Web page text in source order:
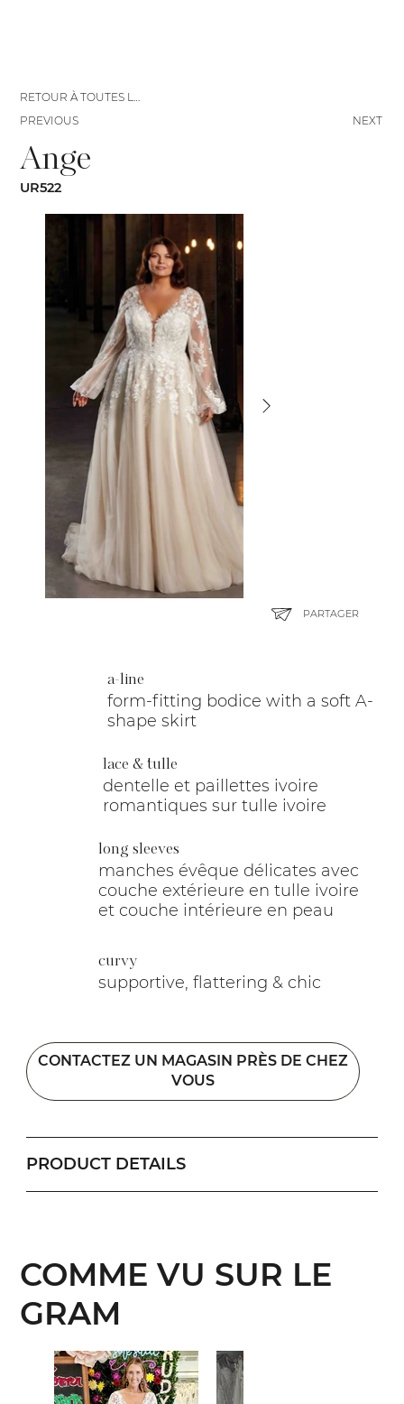
a-line
form-fitting bodice with a soft A-
shape skirt
lace & tulle
dentelle et paillettes ivoire
romantiques sur tulle ivoire
long sleeves
manches évêque délicates avec
couche extérieure en tulle ivoire
et couche intérieure en peau
curvy
supportive, flattering & chic
CONTACTEZ UN MAGASIN PRÈS DE CHEZ
VOUS
Ange
UR522
PARTAGER
NEXT
RETOUR À TOUTES LES ROBES
PREVIOUS
PRODUCT DETAILS
COMME VU SUR LE
GRAM